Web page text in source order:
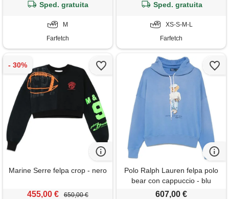
Sped. gratuita
M
Farfetch
Sped. gratuita
XS-S-M-L
Farfetch
Marine Serre felpa crop - nero
455,00 € 650,00 €
Polo Ralph Lauren felpa polo
bear con cappuccio - blu
607,00 €